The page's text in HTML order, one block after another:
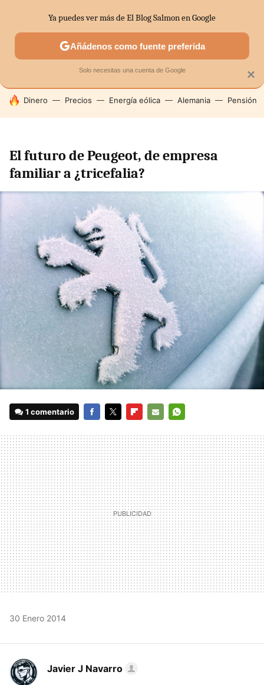
SECTORES ECONOMÍA DOMÉSTICA MERCADOS
HOY SE HABLA DE
Dinero Precios Energía eólica Alemania Pensión
El futuro de Peugeot, de empresa
familiar a ¿tricefalia?
1 comentario
MAIL
30 Enero 2014
Javier J Navarro
×
Ya puedes ver más de El Blog Salmon en Google
Añádenos como fuente preferida
Solo necesitas una cuenta de Google